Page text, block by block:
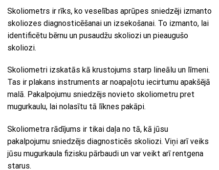
Skoliometrs ir rīks, ko veselības aprūpes sniedzēji izmanto
skoliozes diagnosticēšanai un izsekošanai. To izmanto, lai
identificētu bērnu un pusaudžu skoliozi un pieaugušo
skoliozi.
Skoliometri izskatās kā krustojums starp lineālu un līmeni.
Tas ir plakans instruments ar noapaļotu iecirtumu apakšējā
malā. Pakalpojumu sniedzējs novieto skoliometru pret
mugurkaulu, lai nolasītu tā līknes pakāpi.
Skoliometra rādījums ir tikai daļa no tā, kā jūsu
pakalpojumu sniedzējs diagnosticēs skoliozi. Viņi arī veiks
jūsu mugurkaula fizisku pārbaudi un var veikt arī rentgena
starus.